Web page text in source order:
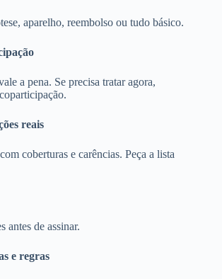
aparelho, reembolso ou tudo básico.
a pena. Se precisa tratar agora,
reais
coberturas e carências. Peça a lista
antes de assinar.
e regras